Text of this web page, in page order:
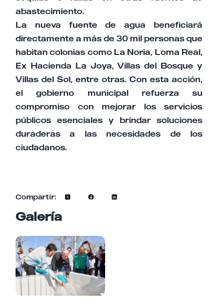
abastecimiento.
La nueva fuente de agua beneficiará
directamente a más de 30 mil personas que
habitan colonias como La Noria, Loma Real,
Ex Hacienda La Joya, Villas del Bosque y
Villas del Sol, entre otras. Con esta acción,
el gobierno municipal refuerza su
compromiso con mejorar los servicios
públicos esenciales y brindar soluciones
duraderas a las necesidades de los
ciudadanos.
Compartir:
Galería